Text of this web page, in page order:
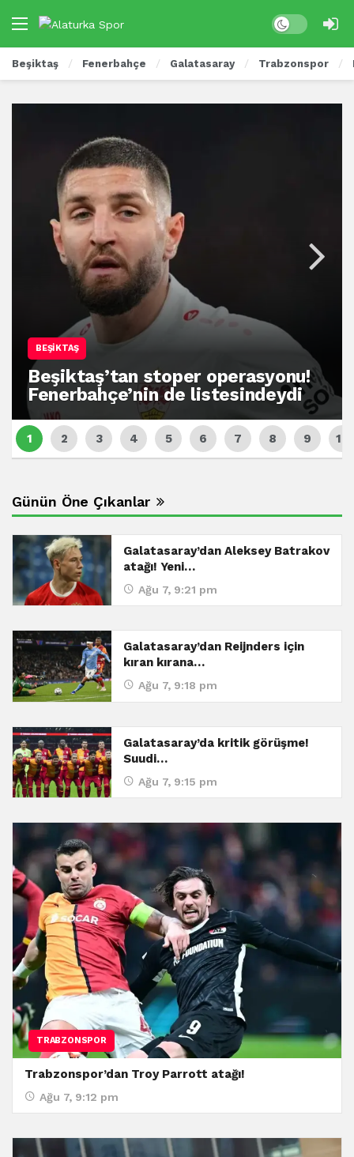
Beşiktaş Fenerbahçe Galatasaray Trabzonspor
BEŞIKTAŞ
Beşiktaş’tan stoper operasyonu!
Fenerbahçe’nin de listesindeydi
Günün Öne Çıkanlar
Galatasaray’dan Aleksey Batrakov
atağı! Yeni…
Ağu 7, 9:21 pm
Galatasaray’dan Reijnders için
kıran kırana…
Ağu 7, 9:18 pm
Galatasaray’da kritik görüşme!
Suudi…
Ağu 7, 9:15 pm
TRABZONSPOR
Trabzonspor’dan Troy Parrott atağı!
Ağu 7, 9:12 pm